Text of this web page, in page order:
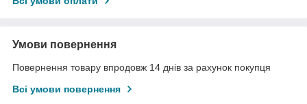
Умови повернення
Повернення товару впродовж 14 днів за рахунок покупця
Всі умови повернення